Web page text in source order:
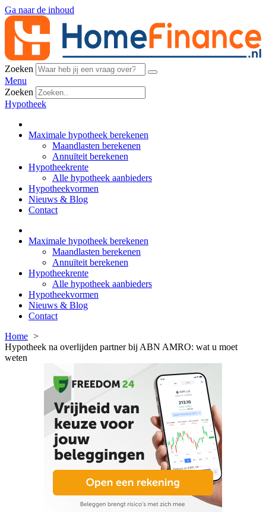
Ga naar de inhoud
Zoeken
Menu
Zoeken
Hypotheek
Maximale hypotheek berekenen
Maandlasten berekenen
Annuïteit berekenen
Hypotheekrente
Alle hypotheek aanbieders
Hypotheekvormen
Nieuws & Blog
Contact
Maximale hypotheek berekenen
Maandlasten berekenen
Annuïteit berekenen
Hypotheekrente
Alle hypotheek aanbieders
Hypotheekvormen
Nieuws & Blog
Contact
Home
Hypotheek na overlijden partner bij ABN AMRO: wat u moet
weten